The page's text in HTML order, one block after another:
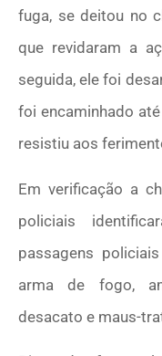
fuga, se deitou no
que revidaram a
seguida, ele foi
foi encaminhado
resistiu aos
Em verificação a
policiais
passagens
arma de fogo,
desacato e maus-